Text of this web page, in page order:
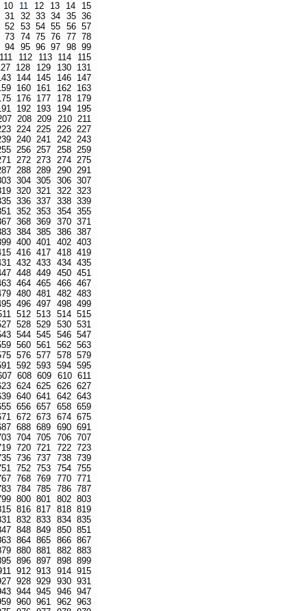
10 11 12 13 14
15
31 32 33 34 35 36
52 53 54 55 56 57
73 74 75 76 77 78
94 95 96 97 98 99
112 113 114
115
128 129 130
131
144 145 146
147
160 161 162
163
176 177 178
179
192 193 194
195
208 209 210 211
224 225 226 227
240 241 242 243
256 257 258 259
272 273 274 275
288 289 290 291
304 305 306 307
320 321 322 323
336 337 338 339
352 353 354 355
368 369 370 371
384 385 386 387
400 401 402 403
416 417 418 419
432 433 434 435
448 449 450 451
464 465 466 467
480 481 482 483
496 497 498 499
512 513 514 515
528 529 530 531
544 545 546 547
560 561 562 563
576 577 578 579
592 593 594 595
608 609 610 611
624 625 626 627
640 641 642 643
656 657 658 659
672 673 674 675
688 689 690 691
704 705 706 707
720 721 722 723
736 737 738 739
752 753 754 755
768 769 770 771
784 785 786 787
800 801 802 803
816 817 818 819
832 833 834 835
848 849 850 851
864 865 866 867
880 881 882 883
896 897 898 899
912 913 914 915
928 929 930 931
944 945 946 947
960 961 962 963